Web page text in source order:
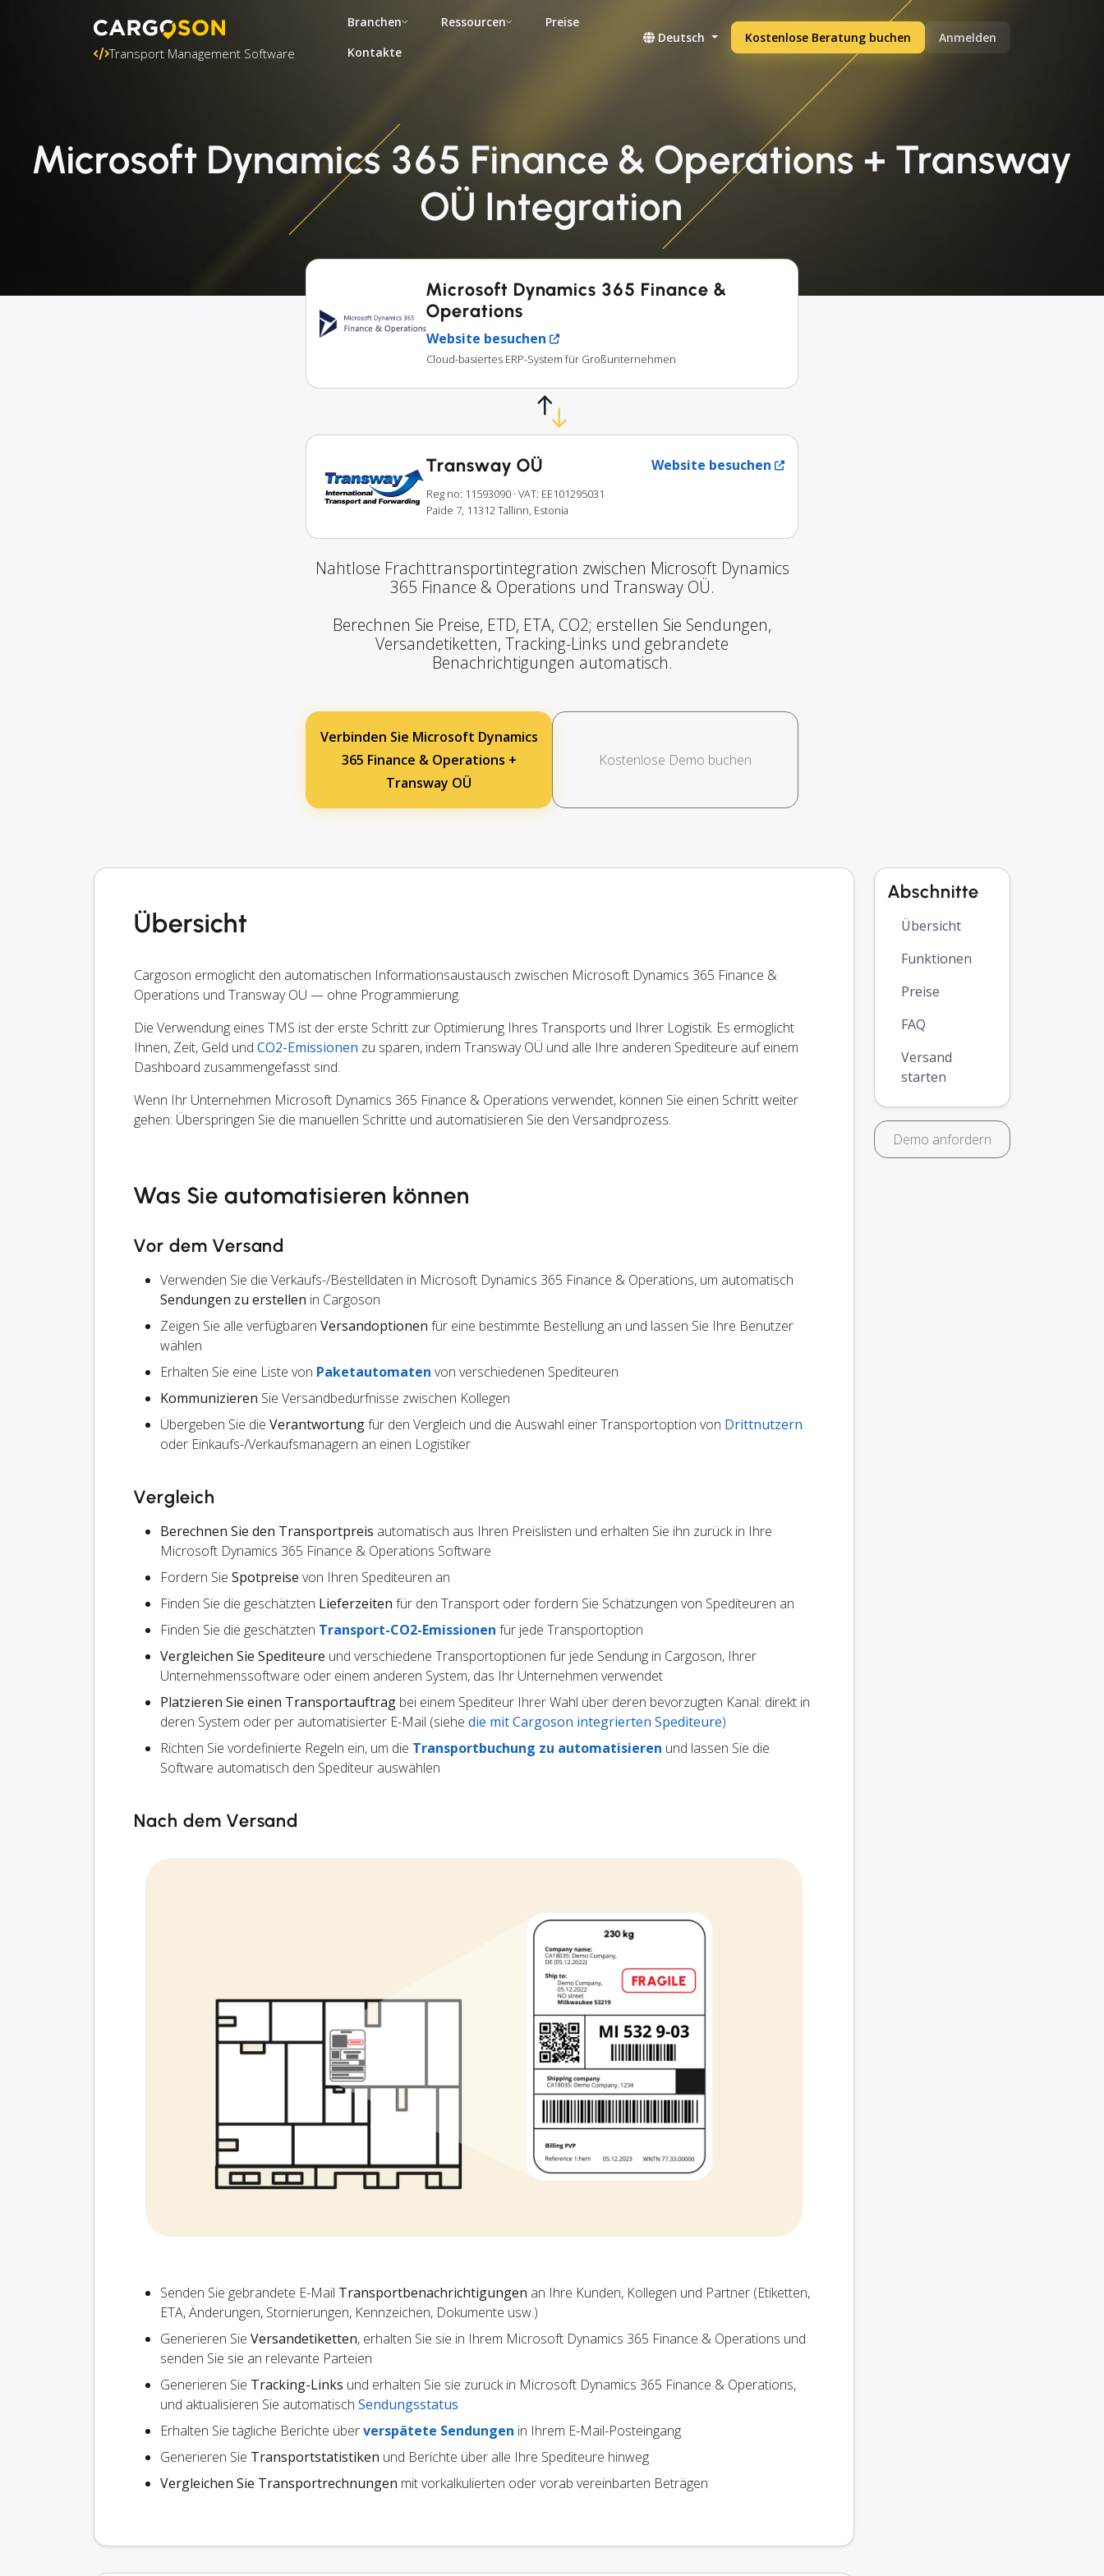
Transport Management Software
Branchen Ressourcen
Preise
Kontakte
Deutsch Kostenlose Beratung buchen Anmelden
Microsoft Dynamics 365 Finance & Operations + Transway
OÜ Integration
Microsoft Dynamics 365 Finance &
Operations
Website besuchen
Cloud-basiertes ERP-System für Großunternehmen
Transway OÜ Website besuchen
Reg no: 11593090 · VAT: EE101295031
Paide 7, 11312 Tallinn, Estonia
Nahtlose Frachttransportintegration zwischen Microsoft Dynamics
365 Finance & Operations und Transway OÜ.
Berechnen Sie Preise, ETD, ETA, CO2; erstellen Sie Sendungen,
Versandetiketten, Tracking-Links und gebrandete
Benachrichtigungen automatisch.
Verbinden Sie Microsoft Dynamics
365 Finance & Operations +
Transway OÜ
Kostenlose Demo buchen
Übersicht
Cargoson ermöglicht den automatischen Informationsaustausch zwischen Microsoft Dynamics 365 Finance &
Operations und Transway OÜ — ohne Programmierung.
Die Verwendung eines TMS ist der erste Schritt zur Optimierung Ihres Transports und Ihrer Logistik. Es ermöglicht
Ihnen, Zeit, Geld und CO2-Emissionen zu sparen, indem Transway OÜ und alle Ihre anderen Spediteure auf einem
Dashboard zusammengefasst sind.
Wenn Ihr Unternehmen Microsoft Dynamics 365 Finance & Operations verwendet, können Sie einen Schritt weiter
gehen: Überspringen Sie die manuellen Schritte und automatisieren Sie den Versandprozess.
Was Sie automatisieren können
Vor dem Versand
Verwenden Sie die Verkaufs-/Bestelldaten in Microsoft Dynamics 365 Finance & Operations, um automatisch
Sendungen zu erstellen in Cargoson
Zeigen Sie alle verfügbaren Versandoptionen für eine bestimmte Bestellung an und lassen Sie Ihre Benutzer
wählen
Erhalten Sie eine Liste von Paketautomaten von verschiedenen Spediteuren
Kommunizieren Sie Versandbedürfnisse zwischen Kollegen
Übergeben Sie die Verantwortungfür den Vergleich und die Auswahl einer Transportoption von Drittnutzern
oder Einkaufs-/Verkaufsmanagern an einen Logistiker
Vergleich
Berechnen Sie den Transportpreis automatisch aus Ihren Preislisten und erhalten Sie ihn zurück in Ihre
Microsoft Dynamics 365 Finance & Operations Software
Fordern Sie Spotpreise von Ihren Spediteuren an
Finden Sie die geschätzten Lieferzeiten für den Transport oder fordern Sie Schätzungen von Spediteuren an
Finden Sie die geschätzten Transport-CO2-Emissionen für jede Transportoption
Vergleichen Sie Spediteure und verschiedene Transportoptionen für jede Sendung in Cargoson, Ihrer
Unternehmenssoftware oder einem anderen System, das Ihr Unternehmen verwendet
Platzieren Sie einen Transportauftrag bei einem Spediteur Ihrer Wahl über deren bevorzugten Kanal: direkt in
deren System oder per automatisierter E-Mail (siehe die mit Cargoson integrierten Spediteure)
Richten Sie vordefinierte Regeln ein, um die Transportbuchung zu automatisieren und lassen Sie die
Software automatisch den Spediteur auswählen
Nach dem Versand
Senden Sie gebrandete E-Mail Transportbenachrichtigungen an Ihre Kunden, Kollegen und Partner (Etiketten,
ETA, Änderungen, Stornierungen, Kennzeichen, Dokumente usw.)
Generieren Sie Versandetiketten, erhalten Sie sie in Ihrem Microsoft Dynamics 365 Finance & Operations und
senden Sie sie an relevante Parteien
Generieren Sie Tracking-Links und erhalten Sie sie zurück in Microsoft Dynamics 365 Finance & Operations,
und aktualisieren Sie automatisch Sendungsstatus
Erhalten Sie tägliche Berichte überverspätete Sendungen in Ihrem E-Mail-Posteingang
Generieren Sie Transportstatistiken und Berichte über alle Ihre Spediteure hinweg
Vergleichen Sie Transportrechnungen mit vorkalkulierten oder vorab vereinbarten Beträgen
Abschnitte
Übersicht
Funktionen
Preise
FAQ
Versand
starten
Demo anfordern